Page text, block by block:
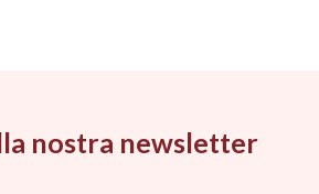
nostra newsletter